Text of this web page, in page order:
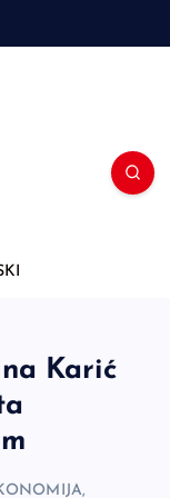
Karić